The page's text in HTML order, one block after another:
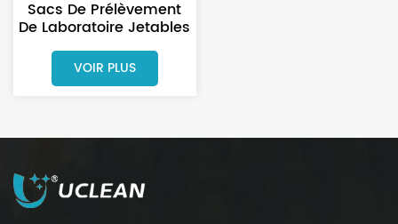
Sacs De Prélèvement
De Laboratoire Jetables
Étanches Avec
Fermeture À Glissière
VOIR PLUS